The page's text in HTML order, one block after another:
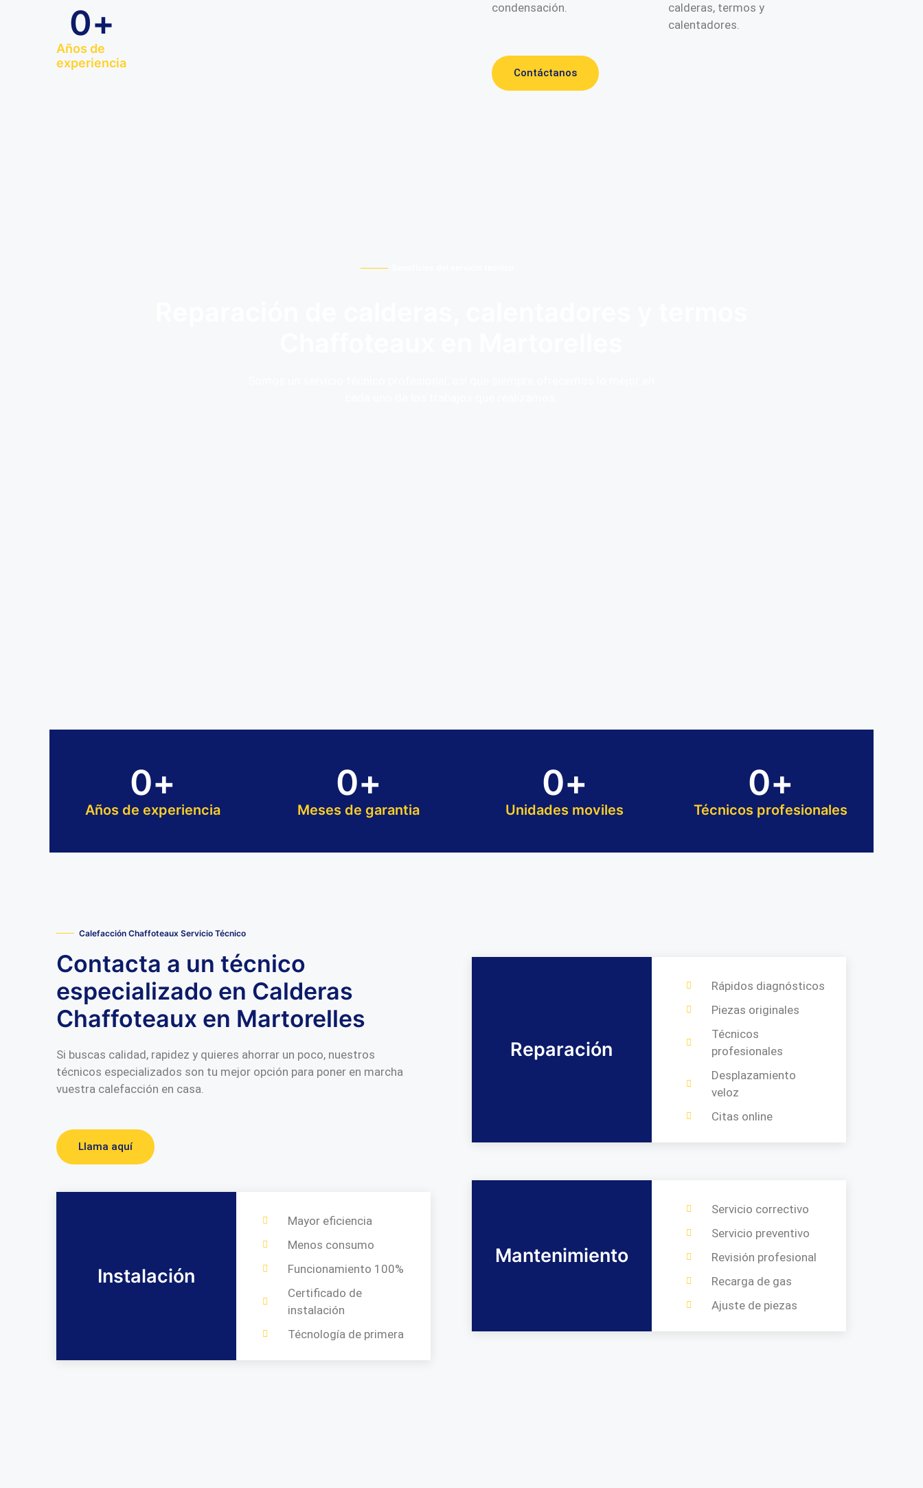
Años de
experiencia
0+
condensación.
calderas, termos y
calentadores.
Contáctanos
Años de experiencia
0+
Meses de garantia
0+
Unidades moviles
0+
Técnicos profesionales
0+
Calefacción Chaffoteaux Servicio Técnico
Contacta a un técnico
especializado en Calderas
Chaffoteaux en Martorelles
Si buscas calidad, rapidez y quieres ahorrar un poco, nuestros
técnicos especializados son tu mejor opción para poner en marcha
vuestra calefacción en casa.
Llama aquí
Instalación
Mayor eficiencia
Menos consumo
Funcionamiento 100%
Certificado de
instalación
Técnología de primera
Reparación
Rápidos diagnósticos
Piezas originales
Técnicos
profesionales
Desplazamiento
veloz
Citas online
Mantenimiento
Servicio correctivo
Servicio preventivo
Revisión profesional
Recarga de gas
Ajuste de piezas